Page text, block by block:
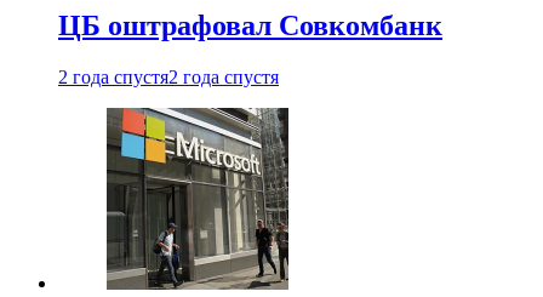
ЦБ оштрафовал Совкомбанк
2 года спустя2 года спустя